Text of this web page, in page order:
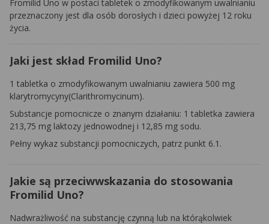
Fromilid Uno w postaci tabletek o zmodyfikowanym uwalnianiu
przeznaczony jest dla osób dorosłych i dzieci powyżej 12 roku
życia.
Jaki jest skład Fromilid Uno?
1 tabletka o zmodyfikowanym uwalnianiu zawiera 500 mg
klarytromycyny(Clarithromycinum).
Substancje pomocnicze o znanym działaniu: 1 tabletka zawiera
213,75 mg laktozy jednowodnej i 12,85 mg sodu.
Pełny wykaz substancji pomocniczych, patrz punkt 6.1.
Jakie są przeciwwskazania do stosowania
Fromilid Uno?
Nadwrażliwość na substancję czynną lub na którąkolwiek